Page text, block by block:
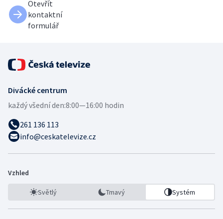
Otevřít
kontaktní
formulář
Divácké centrum
každý všední den:8:00—16:00 hodin
261 136 113
info@ceskatelevize.cz
Vzhled
Světlý Tmavý Systém